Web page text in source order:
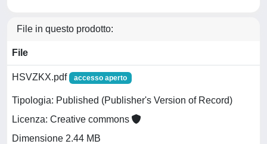
File in questo prodotto:
File
HSVZKX.pdf accesso aperto
Tipologia: Published (Publisher's Version of Record)
Licenza: Creative commons
Dimensione 2.44 MB